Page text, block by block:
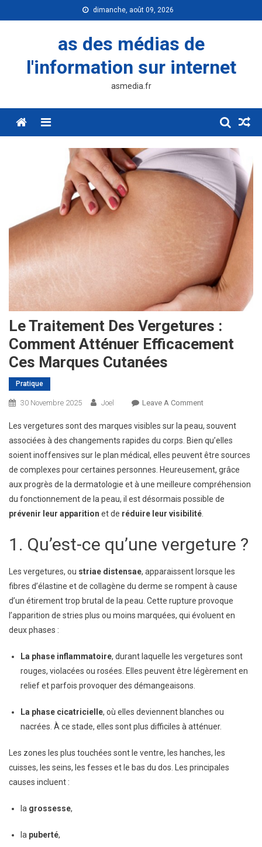
to
dimanche, août 09, 2026
as des médias de
l'information sur internet
asmedia.fr
Menu
Le Traitement Des Vergetures :
Comment Atténuer Efficacement
Ces Marques Cutanées
Pratique
30 Novembre 2025 Joel Leave A CommentOn
Traitement
Des
Vergetures
:
Comment
Atténuer
Cutanées
Les vergetures sont des marques visibles sur la peau, souvent
associées à des changements rapides du corps. Bien qu’elles
soient inoffensives sur le plan médical, elles peuvent être sources
de complexes pour certaines personnes. Heureusement, grâce
aux progrès de la dermatologie et à une meilleure compréhension
du fonctionnement de la peau, il est désormais possible de
prévenir leur apparition et de réduire leur visibilité
1. Qu’est-ce qu’une vergeture ?
Les vergetures, ou striae distensae, apparaissent lorsque les
fibres d’élastine et de collagène du derme se rompent à cause
d’un étirement trop brutal de la peau. Cette rupture provoque
l’apparition de stries plus ou moins marquées, qui évoluent en
deux phases :
La phase inflammatoire, durant laquelle les vergetures sont
rouges, violacées ou rosées. Elles peuvent être légèrement en
relief et parfois provoquer des démangeaisons.
La phase cicatricielle, où elles deviennent blanches ou
nacrées. À ce stade, elles sont plus difficiles à atténuer.
Les zones les plus touchées sont le ventre, les hanches, les
cuisses, les seins, les fesses et le bas du dos. Les principales
causes incluent :
la grossesse,
la puberté,